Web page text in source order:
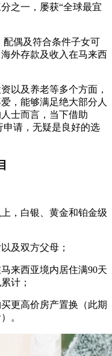
之一，屡获“全球最宜
偶及符合条件子女可
外存款及收入在马来西
以及养老等多个方面，
，能够满足绝大部分人
士而言，当下借助
请，无疑是良好的选
，白银、黄金和铂金级
及双方父母；
来西亚境内居住满90天
计；
更高价房产置换（此期
。